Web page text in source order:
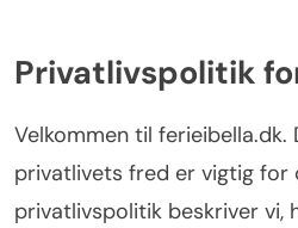
Privatlivspolitik
Velkommen til
privatlivets fred er vigtig for
privatlivspolitik beskriver vi,